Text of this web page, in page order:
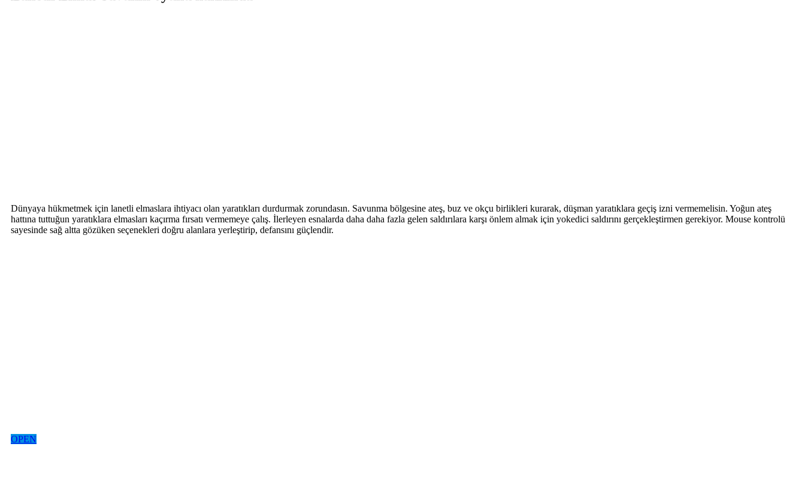
Dünyaya hükmetmek için lanetli elmaslara ihtiyacı olan yaratıkları durdurmak zorundasın. Savunma bölgesine ateş, buz ve okçu birlikleri kurarak, düşman yaratıklara geçiş izni vermemelisin. Yoğun ateş
hattına tuttuğun yaratıklara elmasları kaçırma fırsatı vermemeye çalış. İlerleyen esnalarda daha daha fazla gelen saldırılara karşı önlem almak için yokedici saldırını gerçekleştirmen gerekiyor. Mouse kontrolü
sayesinde sağ altta gözüken seçenekleri doğru alanlara yerleştirip, defansını güçlendir.
OPEN